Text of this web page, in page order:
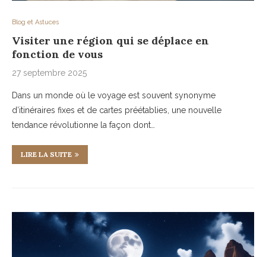
Blog et Astuces
Visiter une région qui se déplace en
fonction de vous
27 septembre 2025
Dans un monde où le voyage est souvent synonyme
d’itinéraires fixes et de cartes préétablies, une nouvelle
tendance révolutionne la façon dont…
LIRE LA SUITE